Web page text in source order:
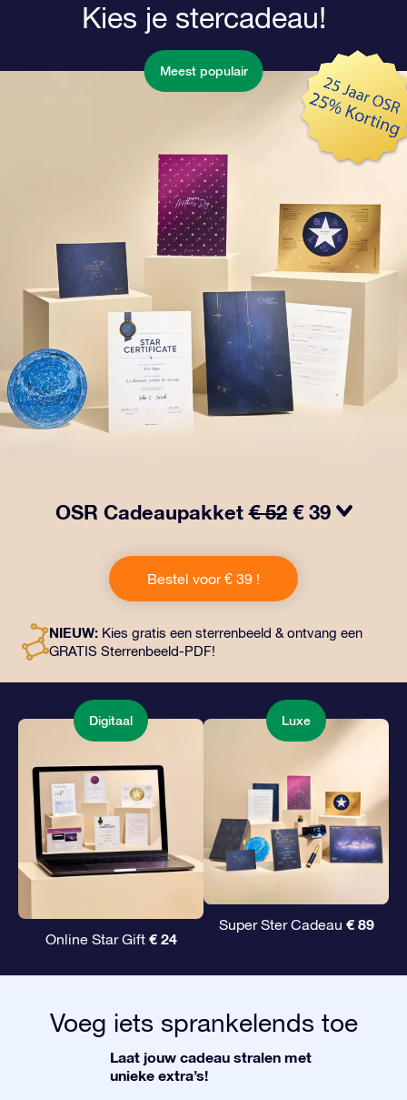
Kies je stercadeau!
Meest populair
OSR Cadeaupakket€ 52 € 39
cadeau bevat een prachtige envelop en
gepersonaliseerde documenten die naar een adres
naar keuze worden verzonden, evenals digitale
een magische manier om een blijvend cadeau te geven
aan vrienden en dierbaren.
Bestel voor € 39 !
NIEUW: Kies gratis een sterrenbeeld & ontvang een
GRATIS Sterrenbeeld-PDF!
Digitaal
Online Star Gift € 24
Luxe
Super Ster Cadeau € 89
Voeg iets sprankelends toe
Laat jouw cadeau stralen met
unieke extra’s!